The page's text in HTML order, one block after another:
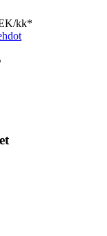
kk*